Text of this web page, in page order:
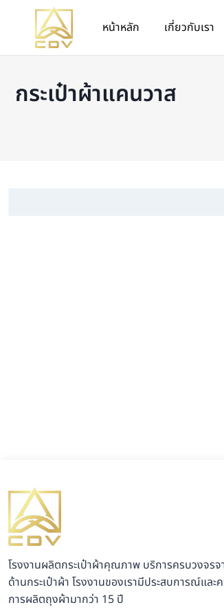
หน้าหลัก เกี่ยวกับเรา
กระเป๋าผ้าแคนวาส
โรงงานผลิตกระเป๋าผ้าคุณภาพ บริการครบวงจร
ด้านกระเป๋าผ้า โรงงานของเรามีประสบการณ์และ
การผลิตถุงผ้ามากว่า 15 ปี